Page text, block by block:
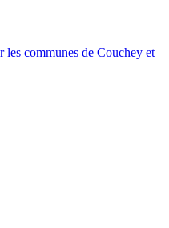
les communes de Couchey et